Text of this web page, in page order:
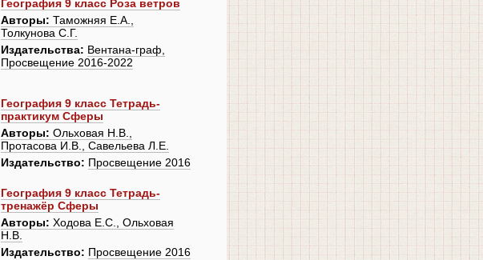
География 9 класс Роза ветров
Авторы: Таможняя Е.А.,
Толкунова С.Г.
Издательства: Вентана-граф,
Просвещение 2016-2022
География 9 класс Тетрадь-
практикум Сферы
Авторы: Ольховая Н.В.,
Протасова И.В., Савельева Л.Е.
Издательство: Просвещение 2016
География 9 класс Тетрадь-
тренажёр Сферы
Авторы: Ходова Е.С., Ольховая
Н.В.
Издательство: Просвещение 2016